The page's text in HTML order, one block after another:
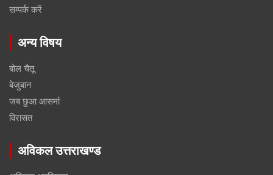
सम्पर्क करें
अन्य विषय
बोल चैतू
बेजुबान
जब छुआ आसमां
विरासत
अविकल उत्तराखण्ड